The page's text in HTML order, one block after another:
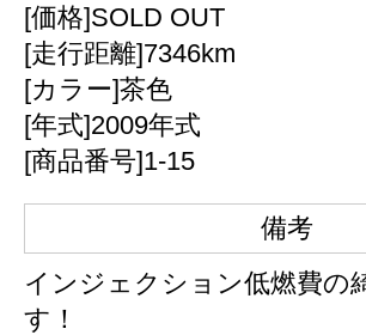
[価格]SOLD OUT
[走行距離]7346km
[カラー]茶色
[年式]2009年式
[商品番号]1-15
備考
インジェクション低燃費の
す！